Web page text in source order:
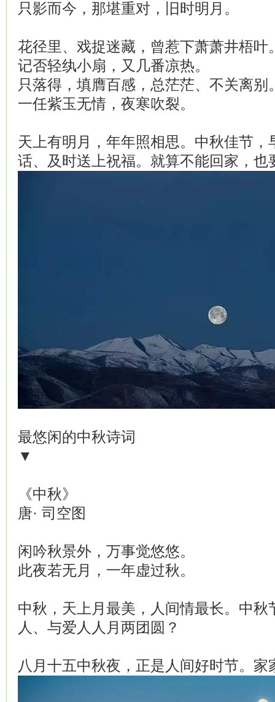
只影而今，那堪重对，旧时明月。
花径里、戏捉迷藏，曾惹下萧萧井梧叶
记否轻纨小扇，又几番凉热。
只落得，填膺百感，总茫茫、不关离别
一任紫玉无情，夜寒吹裂。
天上有明月，年年照相思。中秋佳节，
话、及时送上祝福。就算不能回家，也
最悠闲的中秋诗词
▼
《中秋》
唐· 司空图
闲吟秋景外，万事觉悠悠。
此夜若无月，一年虚过秋。
中秋，天上月最美，人间情最长。中秋
人、与爱人人月两团圆？
八月十五中秋夜，正是人间好时节。家